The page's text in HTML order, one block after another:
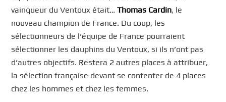
vainqueur du Ventoux était…Thomas Cardin, le
nouveau champion de France. Du coup, les
sélectionneurs de l’équipe de France pourraient
sélectionner les dauphins du Ventoux, si ils n’ont pas
d’autres objectifs. Restera 2 autres places à attribuer,
la sélection française devant se contenter de 4 places
chez les hommes et chez les femmes.